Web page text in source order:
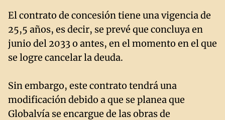
El contrato de concesión tiene una vigencia de
25,5 años, es decir, se prevé que concluya en
junio del 2033 o antes, en el momento en el que
se logre cancelar la deuda.
Sin embargo, este contrato tendrá una
modificación debido a que se planea que
Globalvía se encargue de las obras de